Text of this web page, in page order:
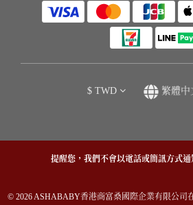
$ TWD 繁體中
提醒您，我們不會以電話或簡訊方式通
© 2026 ASHABABY香港商富桑國際企業有限公司